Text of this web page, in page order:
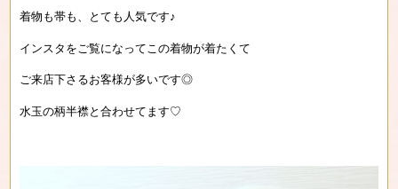
着物も帯も、とても人気です♪
インスタをご覧になってこの着物が着たくて
ご来店下さるお客様が多いです◎
水玉の柄半襟と合わせてます♡